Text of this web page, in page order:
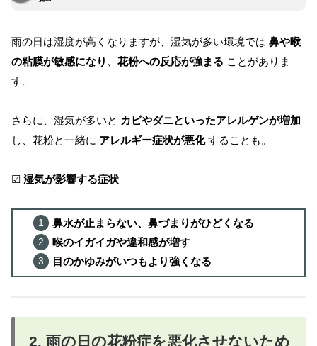
雨の日は湿度が高くなりますが、湿気が多い環境では 鼻や喉
の粘膜が敏感になり、花粉への反応が強まる ことがありま
す。
さらに、湿気が多いと カビやダニといったアレルゲンが増加
し、花粉と一緒に アレルギー症状が悪化することも。
☑ 湿気が影響する症状
鼻水が止まらない、鼻づまりがひどくなる
喉のイガイガや違和感が増す
目のかゆみがいつもより強くなる
2. 雨の日の花粉症を悪化させないため